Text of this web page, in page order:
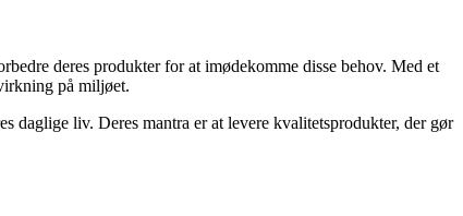
deres produkter for at imødekomme disse behov. Med et
på miljøet.
daglige liv. Deres mantra er at levere kvalitetsprodukter, der gør